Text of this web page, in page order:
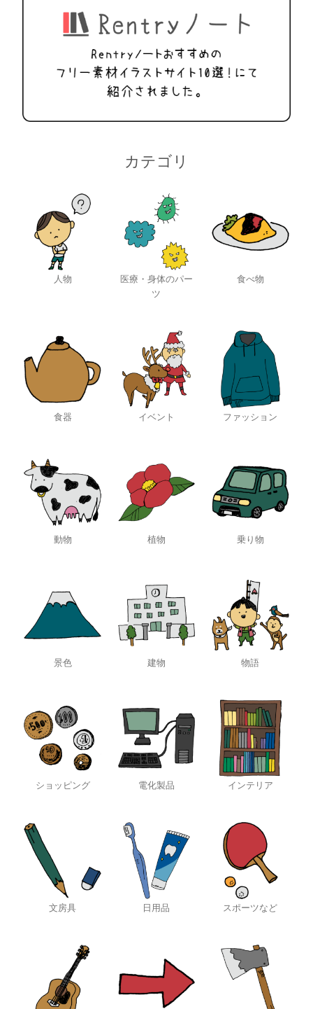
カテゴリ
人物
医療・身体のパー
ツ
食べ物
食器 イベント ファッション
動物 植物 乗り物
景色 建物 物語
ショッピング 電化製品 インテリア
文房具 日用品 スポーツなど